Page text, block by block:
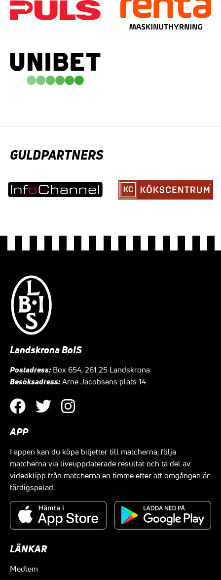
GULDPARTNERS
Landskrona BoIS
Postadress: Box 654, 261 25 Landskrona
Besöksadress: Arne Jacobsens plats 14
APP
I appen kan du köpa biljetter till matcherna, följa
matcherna via liveuppdaterade resultat och ta del av
videoklipp från matcherna en timme efter att omgången är
färdigspelad.
LÄNKAR
Medlem